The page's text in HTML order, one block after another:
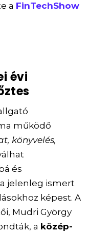
a FinTechShow
évi
működő
könyvelés,
és
jelenleg ismert
képest. A
Mudri György
a közép-